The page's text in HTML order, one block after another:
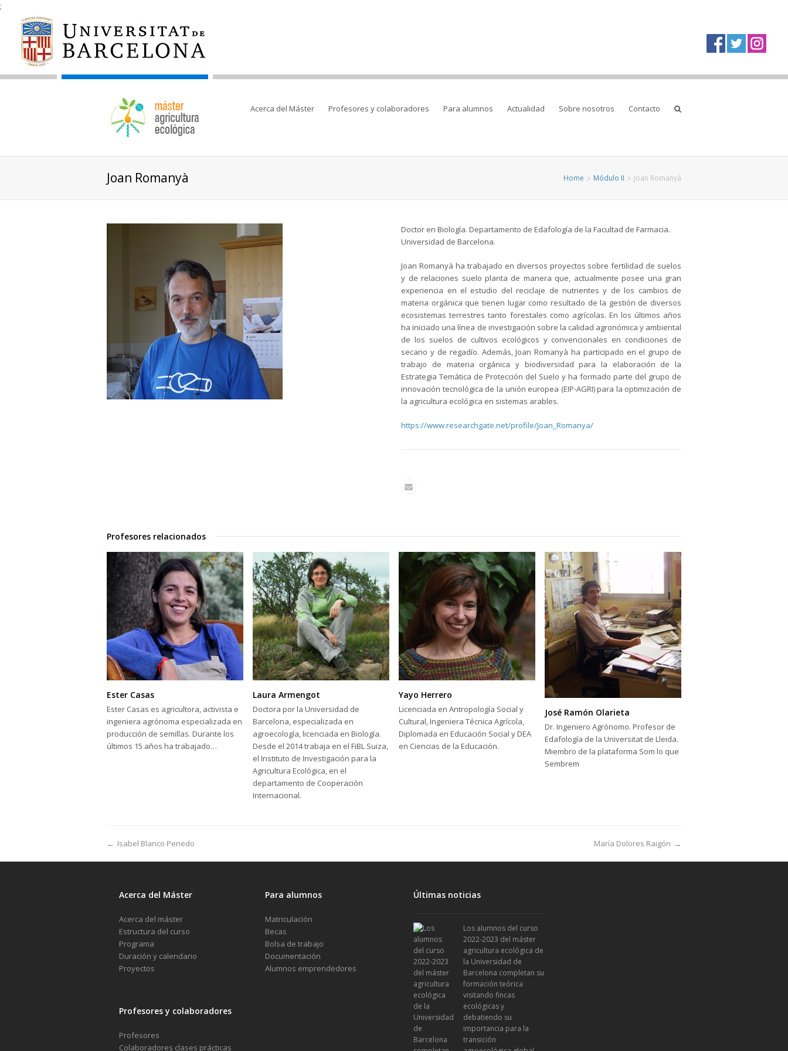
;
Acerca del Máster Profesores y colaboradores Para alumnos Actualidad Sobre nosotros Contacto
Joan Romanyà Home Módulo II Joan Romanyà
Doctor en Biología. Departamento de Edafología de la Facultad de Farmacia.
Universidad de Barcelona.
Joan Romanyà ha trabajado en diversos proyectos sobre fertilidad de suelos
y de relaciones suelo planta de manera que, actualmente posee una gran
experiencia en el estudio del reciclaje de nutrientes y de los cambios de
materia orgánica que tienen lugar como resultado de la gestión de diversos
ecosistemas terrestres tanto forestales como agrícolas. En los últimos años
ha iniciado una línea de investigación sobre la calidad agronómica y ambiental
de los suelos de cultivos ecológicos y convencionales en condiciones de
secano y de regadío. Además, Joan Romanyà ha participado en el grupo de
trabajo de materia orgánica y biodiversidad para la elaboración de la
Estrategia Temática de Protección del Suelo y ha formado parte del grupo de
innovación tecnológica de la unión europea (EIP-AGRI) para la optimización de
la agricultura ecológica en sistemas arables.
https://www.researchgate.net/profile/Joan_Romanya/
Profesores relacionados
Ester Casas
Ester Casas es agricultora, activista e
ingeniera agrónoma especializada en
producción de semillas. Durante los
últimos 15 años ha trabajado…
Laura Armengot
Doctora por la Universidad de
Barcelona, especializada en
agroecología, licenciada en Biología.
Desde el 2014 trabaja en el FiBL Suiza,
el Instituto de Investigación para la
Agricultura Ecológica, en el
departamento de Cooperación
Internacional.
Yayo Herrero
Licenciada en Antropología Social y
Cultural, Ingeniera Técnica Agrícola,
Diplomada en Educación Social y DEA
en Ciencias de la Educación.
José Ramón Olarieta
Dr. Ingeniero Agrónomo. Profesor de
Edafología de la Universitat de Lleida.
Miembro de la plataforma Som lo que
Sembrem
María Dolores Raigón →
← Isabel Blanco Penedo
Acerca del Máster
Acerca del máster
Estructura del curso
Programa
Duración y calendario
Proyectos
Profesores y colaboradores
Profesores
Colaboradores clases prácticas
Para alumnos
Matriculación
Becas
Bolsa de trabajo
Documentación
Alumnos emprendedores
Últimas noticias
Los alumnos del curso
2022-2023 del máster
agricultura ecológica de
la Universidad de
Barcelona completan su
formación teórica
visitando fincas
ecológicas y
debatiendo su
importancia para la
transición